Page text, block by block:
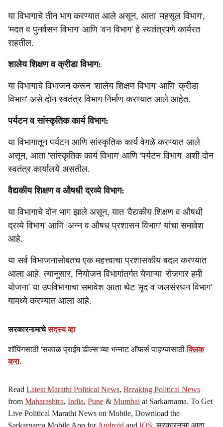
या विभागाचे तीन भाग करण्यात आले असून, आता 'महसूल विभाग',
'मदत व पुनर्वसन विभाग' आणि 'वन विभाग' हे स्वतंत्रपणे कार्यरत
राहतील.
शालेय शिक्षण व क्रीडा विभाग:
या विभागाचे विभाजन करून 'शालेय शिक्षण विभाग' आणि 'क्रीडा
विभाग' असे दोन स्वतंत्र विभाग निर्माण करण्यात आले आहेत.
पर्यटन व सांस्कृतिक कार्य विभाग:
या विभागातून पर्यटन आणि सांस्कृतिक कार्य वेगळे करण्यात आले
असून, आता 'सांस्कृतिक कार्य विभाग' आणि 'पर्यटन विभाग' अशी दोन
स्वतंत्र कार्यालये असतील.
वैद्यकीय शिक्षण व औषधी द्रव्ये विभाग:
या विभागाचे दोन भाग झाले असून, यात 'वैद्यकीय शिक्षण व औषधी
द्रव्ये विभाग' आणि 'अन्न व औषध प्रशासन विभाग' यांचा समावेश
आहे.
या सर्व विभाजनासोबतच एक महत्त्वाचा प्रशासकीय बदल करण्यात
आला आहे. त्यानुसार, नियोजन विभागांतर्गत येणाऱ्या 'रोजगार हमी
योजना' या उपविभागाचा समावेश आता थेट 'मृद व जलसंरधन विभाग'
यामध्ये करण्यात आला आहे.
सरकारनामाचेसदस्य व्हा
शॉपिंगसाठी 'सकाळ प्राईम डील्स'च्या भन्नाट ऑफर्स पाहण्यासाठीक्लिक
करा.
Read Latest Marathi Political News, Breaking Political News
from Maharashtra, India, Pune & Mumbai at Sarkarnama. To Get
Live Political Marathi News on Mobile, Download the
Sarkarnama Mobile App forAndroid and IOS. सरकारनामा आता